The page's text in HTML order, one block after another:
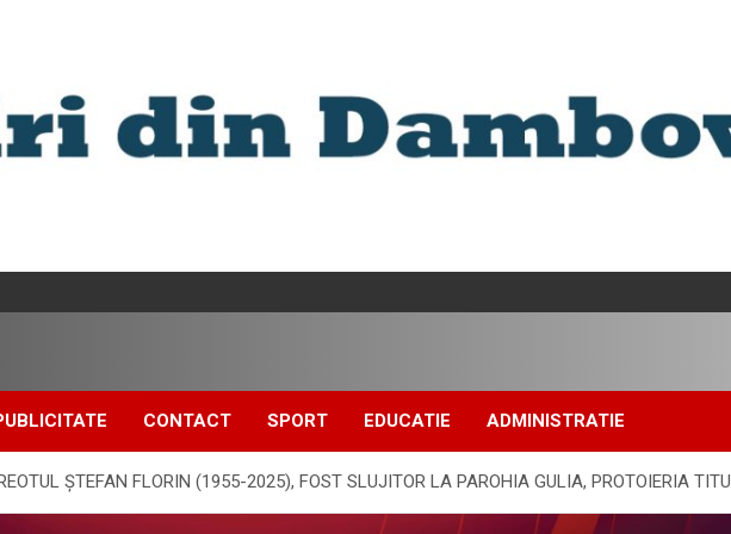
CONTACT SPORT EDUCATIE ADMINISTRATIE
ȘTEFAN FLORIN (1955-2025), FOST SLUJITOR LA PAROHIA GULIA, PROTOIERIA TITU